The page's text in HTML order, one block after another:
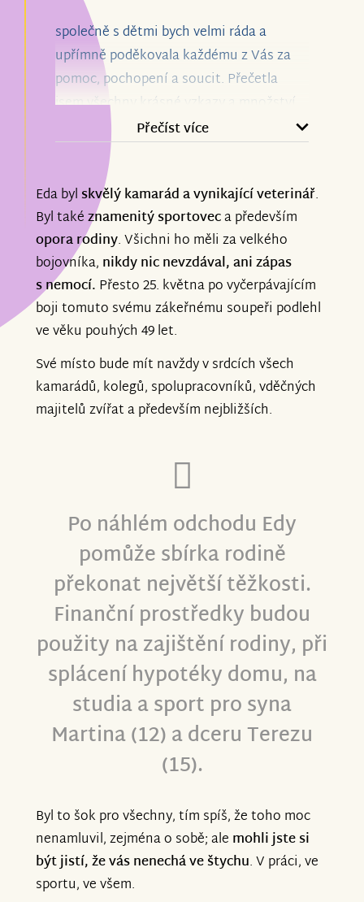
společně s dětmi bych velmi ráda a
upřímně poděkovala každému z Vás za
pomoc, pochopení a soucit. Přečetla
jsem všechny krásné vzkazy a množství
příspěvků mne utvrdilo v tom, jak skvělý
člověk Eduard byl a kolika lidmi byl
respektován a milován. Za sebe i děti
děkuji za vřelá slova i za Vaše příspěvky.
Jana G. s dětmi
Přečíst více
Eda byl skvělý kamarád a vynikající veterinář.
Byl takéznamenitý sportoveca především
opora rodiny. Všichni ho měli za velkého
bojovníka, nikdy nic nevzdával, ani zápas
s nemocí. Přesto 25. května po vyčerpávajícím
boji tomuto svému zákeřnému soupeři podlehl
ve věku pouhých 49 let.
Své místo bude mít navždy v srdcích všech
kamarádů, kolegů, spolupracovníků, vděčných
majitelů zvířat a především nejbližších.
Po náhlém odchodu Edy
pomůže sbírka rodině
překonat největší těžkosti.
Finanční prostředky budou
použity na zajištění rodiny, při
splácení hypotéky domu, na
studia a sport pro syna
Martina (12) a dceru Terezu
(15).
Byl to šok pro všechny, tím spíš, že toho moc
nenamluvil, zejména o sobě; ale mohli jste si
být jistí, že vás nenechá ve štychu. V práci, ve
sportu, ve všem.